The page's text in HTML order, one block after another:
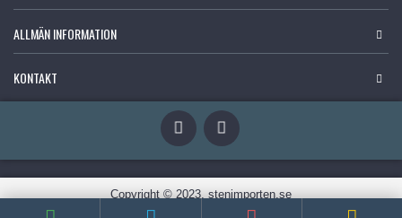
ALLMÄN INFORMATION
KONTAKT
Copyright © 2023, stenimporten.se